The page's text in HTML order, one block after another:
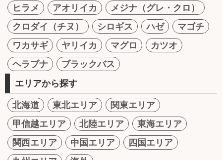
ヒラメ
アオリイカ
メジナ（グレ・クロ）
クロダイ（チヌ）
シロギス ハゼ
マゴチ
ワカサギ
ヤリイカ マグロ
カツオ
ヘラブナ
ブラックバス
エリアから探す
北海道 東北エリア
関東エリア
甲信越エリア
北陸エリア
東海エリア
関西エリア
中国エリア
四国エリア